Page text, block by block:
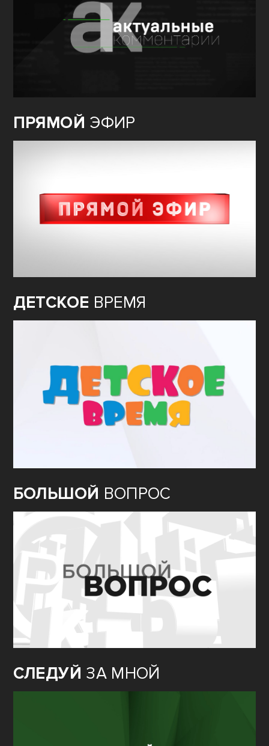
ПРЯМОЙ ЭФИР
ДЕТСКОЕ ВРЕМЯ
БОЛЬШОЙ ВОПРОС
СЛЕДУЙ ЗА МНОЙ